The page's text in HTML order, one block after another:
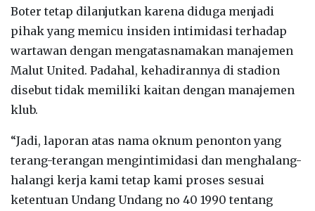
Boter tetap dilanjutkan karena diduga menjadi
pihak yang memicu insiden intimidasi terhadap
wartawan dengan mengatasnamakan manajemen
Malut United. Padahal, kehadirannya di stadion
disebut tidak memiliki kaitan dengan manajemen
klub.
“Jadi, laporan atas nama oknum penonton yang
terang-terangan mengintimidasi dan menghalang-
halangi kerja kami tetap kami proses sesuai
ketentuan Undang Undang no 40 1990 tentang